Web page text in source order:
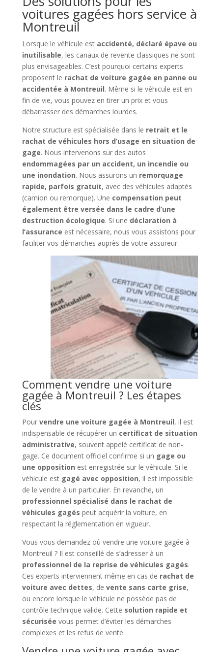
voitures gagées hors service à
Montreuil
Lorsque le véhicule est accidenté, déclaré épave ou
inutilisable, les canaux de revente classiques ne sont
plus envisageables. C’est pourquoi certains experts
proposent le rachat de voiture gagée en panne ou
accidentée à Montreuil. Même si le véhicule est en
fin de vie, vous pouvez en tirer un prix et vous
débarrasser des démarches lourdes.
Notre structure est spécialisée dans le retrait et le
rachat de véhicules hors d’usage en situation de
gage. Nous intervenons sur des autos
endommagées par un accident, un incendie ou
une inondation. Nous assurons un remorquage
rapide, parfois gratuit, avec des véhicules adaptés
(camion ou remorque). Une compensation peut
également être versée dans le cadre d’une
destruction écologique. Si une déclaration à
l’assurance est nécessaire, nous vous assistons pour
faciliter vos démarches auprès de votre assureur.
Comment vendre une voiture
gagée à Montreuil ? Les étapes
clés
Pour vendre une voiture gagée à Montreuil, il est
indispensable de récupérer un certificat de situation
administrative, souvent appelé certificat de non-
gage. Ce document officiel confirme si un gage ou
une opposition est enregistrée sur le véhicule. Si le
véhicule est gagé avec opposition, il est impossible
de le vendre à un particulier. En revanche, un
professionnel spécialisé dans le rachat de
véhicules gagés peut acquérir la voiture, en
respectant la réglementation en vigueur.
Vous vous demandez où vendre une voiture gagée à
Montreuil ? Il est conseillé de s’adresser à un
professionnel de la reprise de véhicules gagés.
Ces experts interviennent même en cas de rachat de
voiture avec dettes, de vente sans carte grise,
ou encore lorsque le véhicule ne possède pas de
contrôle technique valide. Cette solution rapide et
sécurisée vous permet d’éviter les démarches
complexes et les refus de vente.